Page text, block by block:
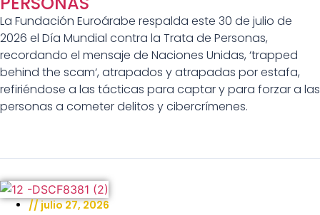
La Fundación Euroárabe respalda este 30 de julio de
2026 el Día Mundial contra la Trata de Personas,
recordando el mensaje de Naciones Unidas, ‘trapped
behind the scam‘, atrapados y atrapadas por estafa,
refiriéndose a las tácticas para captar y para forzar a las
personas a cometer delitos y cibercrímenes.
//julio 27, 2026